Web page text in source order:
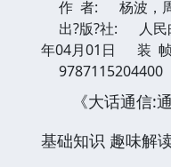
作 者: 杨波，
出?版?社:
人
年04月01日
装
9787115204400
《大话通信:
基础知识 趣味解